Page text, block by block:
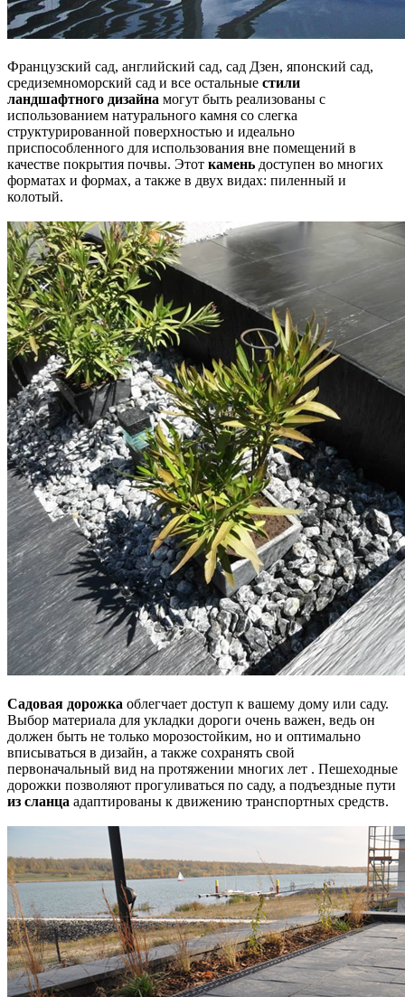
Французский сад, английский сад, сад Дзен, японский сад,
средиземноморский сад и все остальные стили
ландшафтного дизайна могут быть реализованы с
использованием натурального камня со слегка
структурированной поверхностью и идеально
приспособленного для использования вне помещений в
качестве покрытия почвы. Этот камень доступен во многих
форматах и формах, а также в двух видах: пиленный и
колотый.
Садовая дорожка облегчает доступ к вашему дому или саду.
Выбор материала для укладки дороги очень важен, ведь он
должен быть не только морозостойким, но и оптимально
вписываться в дизайн, а также сохранять свой
первоначальный вид на протяжении многих лет . Пешеходные
дорожки позволяют прогуливаться по саду, а подъездные пути
из сланца адаптированы к движению транспортных средств.